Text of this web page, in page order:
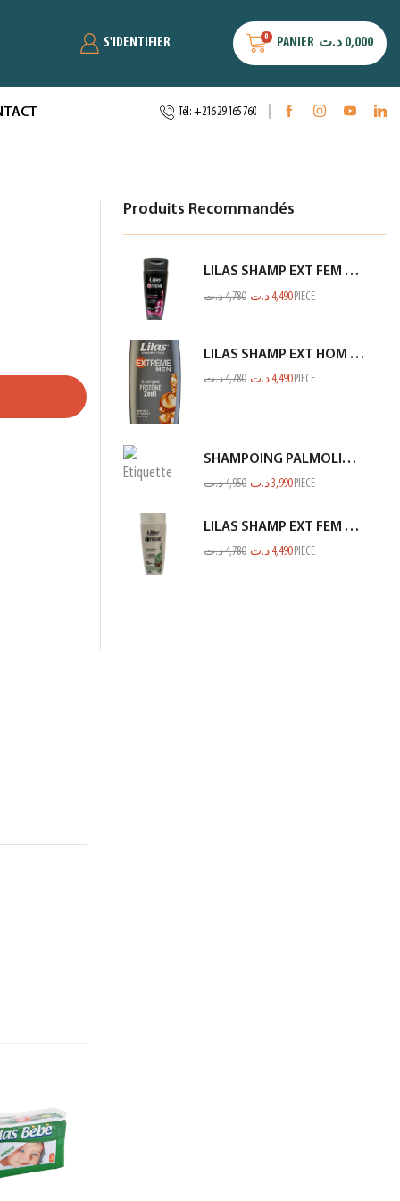
S'IDENTIFIER 0 PANIER 0,000 د.ت
Tél: +216 29 165 760
Produits Recommandés
LILAS SHAMP EXT FEM CHEV NOIR 350ML
4,780د.ت 4,490 د.ت PIECE
LILAS SHAMP EXT HOM PROTEINE GRIS 350ML
4,780د.ت 4,490 د.ت PIECE
SHAMPOING PALMOLIVE 380ML NV
4,950د.ت 3,990د.ت PIECE
LILAS SHAMP EXT FEM FIN ET FRAGILE BLANC 350ML
4,780د.ت 4,490 د.ت PIECE